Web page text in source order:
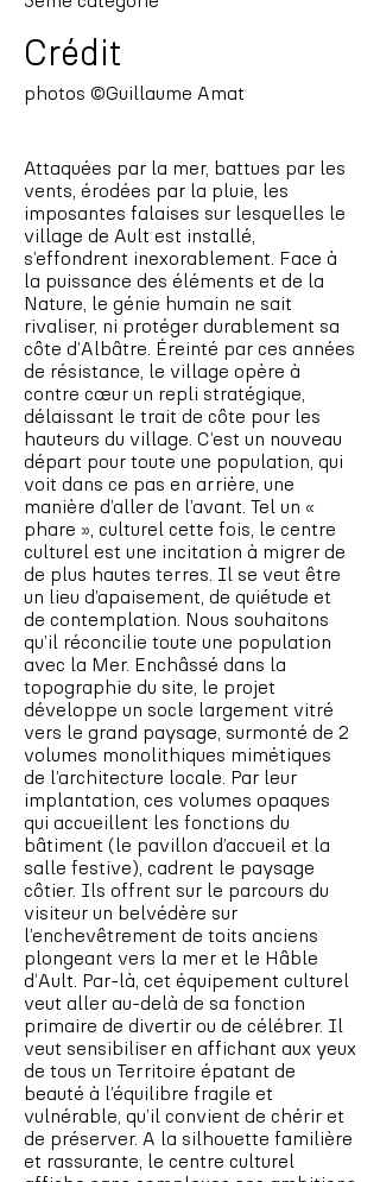
Crédit
photos ©Guillaume Amat
Attaquées par la mer, battues par les
vents, érodées par la pluie, les
imposantes falaises sur lesquelles le
village de Ault est installé,
s’effondrent inexorablement. Face à
la puissance des éléments et de la
Nature, le génie humain ne sait
rivaliser, ni protéger durablement sa
côte d’Albâtre. Éreinté par ces années
de résistance, le village opère à
contre cœur un repli stratégique,
délaissant le trait de côte pour les
hauteurs du village. C’est un nouveau
départ pour toute une population, qui
voit dans ce pas en arrière, une
manière d’aller de l’avant. Tel un «
phare », culturel cette fois, le centre
culturel est une incitation à migrer de
de plus hautes terres. Il se veut être
un lieu d’apaisement, de quiétude et
de contemplation. Nous souhaitons
qu’il réconcilie toute une population
avec la Mer. Enchâssé dans la
topographie du site, le projet
développe un socle largement vitré
vers le grand paysage, surmonté de 2
volumes monolithiques mimétiques
de l’architecture locale. Par leur
implantation, ces volumes opaques
qui accueillent les fonctions du
bâtiment (le pavillon d’accueil et la
salle festive), cadrent le paysage
côtier. Ils offrent sur le parcours du
visiteur un belvédère sur
l’enchevêtrement de toits anciens
plongeant vers la mer et le Hâble
d’Ault. Par-là, cet équipement culturel
veut aller au-delà de sa fonction
primaire de divertir ou de célébrer. Il
veut sensibiliser en affichant aux yeux
de tous un Territoire épatant de
beauté à l’équilibre fragile et
vulnérable, qu’il convient de chérir et
de préserver. A la silhouette familière
et rassurante, le centre culturel